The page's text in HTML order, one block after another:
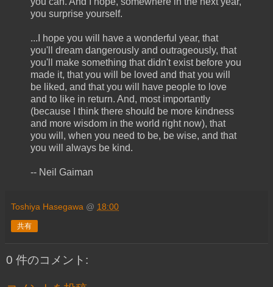
you surprise yourself.
...I hope you will have a wonderful year, that
you'll dream dangerously and outrageously, that
you'll make something that didn't exist before you
made it, that you will be loved and that you will
be liked, and that you will have people to love
and to like in return. And, most importantly
(because I think there should be more kindness
and more wisdom in the world right now), that
you will, when you need to be, be wise, and that
you will always be kind.
-- Neil Gaiman
Toshiya Hasegawa @ 18:00
共有
0 件のコメント: